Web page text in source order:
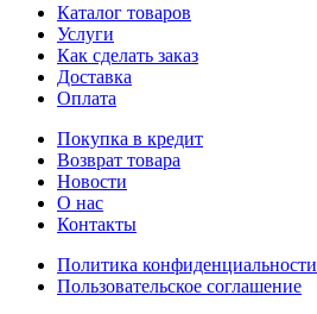
Каталог товаров
Услуги
Как сделать заказ
Доставка
Оплата
Покупка в кредит
Возврат товара
Новости
О нас
Контакты
Политика конфиденциальности
Пользовательское соглашение